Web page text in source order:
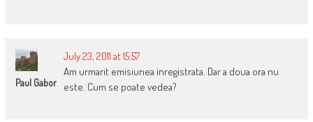
Paul Gabor
July 23, 2011 at 15:57
Am urmarit emisiunea inregistrata. Dar a doua ora nu
este. Cum se poate vedea?